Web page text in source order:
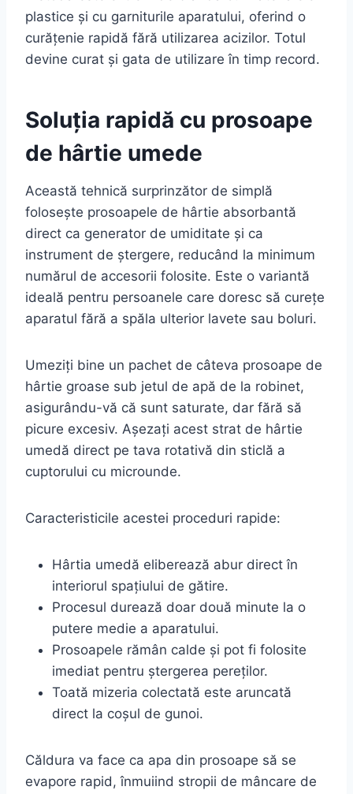
plastice și cu garniturile aparatului, oferind o
curățenie rapidă fără utilizarea acizilor. Totul
devine curat și gata de utilizare în timp record.
Soluția rapidă cu prosoape
de hârtie umede
Această tehnică surprinzător de simplă
folosește prosoapele de hârtie absorbantă
direct ca generator de umiditate și ca
instrument de ștergere, reducând la minimum
numărul de accesorii folosite. Este o variantă
ideală pentru persoanele care doresc să curețe
aparatul fără a spăla ulterior lavete sau boluri.
Umeziți bine un pachet de câteva prosoape de
hârtie groase sub jetul de apă de la robinet,
asigurându-vă că sunt saturate, dar fără să
picure excesiv. Așezați acest strat de hârtie
umedă direct pe tava rotativă din sticlă a
cuptorului cu microunde.
Caracteristicile acestei proceduri rapide:
Hârtia umedă eliberează abur direct în
interiorul spațiului de gătire.
Procesul durează doar două minute la o
putere medie a aparatului.
Prosoapele rămân calde și pot fi folosite
imediat pentru ștergerea pereților.
Toată mizeria colectată este aruncată
direct la coșul de gunoi.
Căldura va face ca apa din prosoape să se
evapore rapid, înmuiind stropii de mâncare de